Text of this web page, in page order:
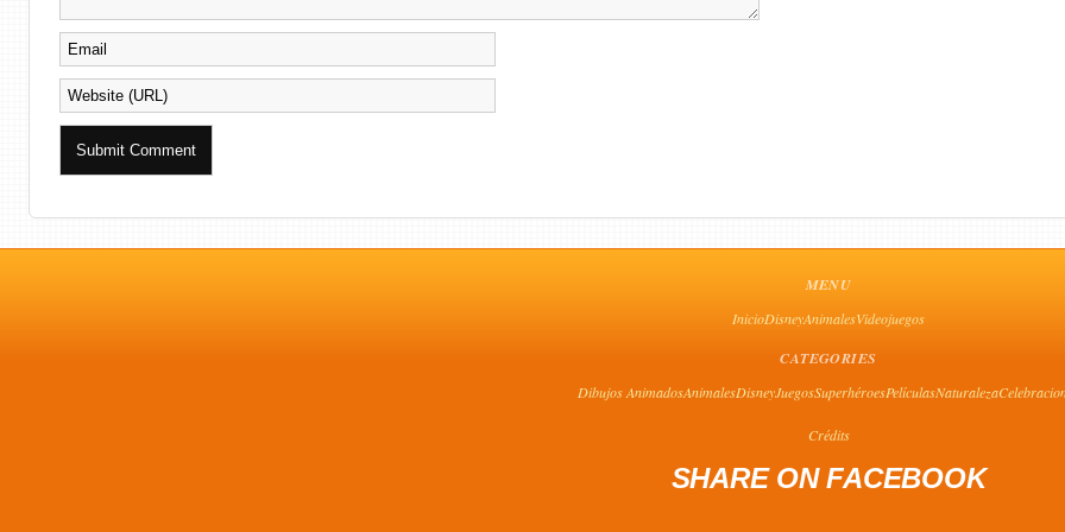
MENU
InicioDisneyAnimalesVideojuegos
CATEGORIES
Dibujos AnimadosAnimalesDisneyJuegosSuperhéroesPelículasNaturaleza
Crédits
SHARE ON FACEBOOK